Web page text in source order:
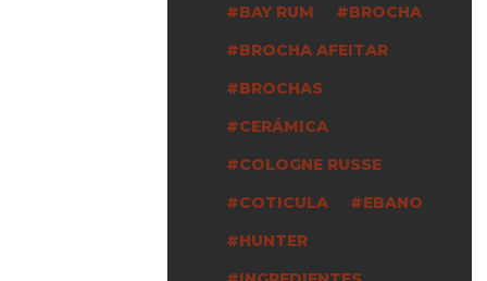
BAY RUM
BROCHA
BROCHA AFEITAR
BROCHAS
CERÁMICA
COLOGNE RUSSE
COTICULA
EBANO
HUNTER